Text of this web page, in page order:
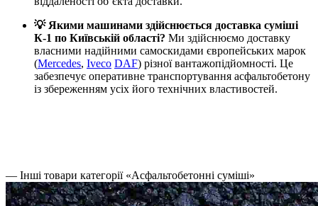
💡 Якими машинами здійснюється доставка суміші
К-1 по Київській області? Ми здійснюємо доставку
власними надійними самоскидами європейських марок
(Mercedes, Iveco DAF) різної вантажопідйомності. Це
забезпечує оперативне транспортування асфальтобетону
із збереженням усіх його технічних властивостей.
— Інші товари категорії «Асфальтобетонні суміші»